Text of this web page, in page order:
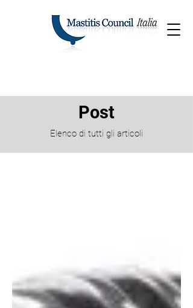
Post
Elenco di tutti gli articoli